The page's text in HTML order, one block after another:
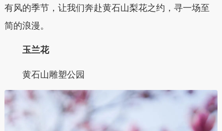
有风的季节，让我们奔赴黄石山梨花之约，寻一场至
简的浪漫。
玉兰花
黄石山雕塑公园